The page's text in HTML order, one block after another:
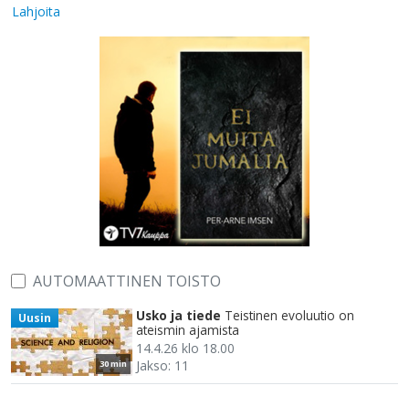
Lahjoita
AUTOMAATTINEN TOISTO
30 min
Uusin Usko ja tiede Teistinen evoluutio on
ateismin ajamista
14.4.26 klo 18.00
Jakso: 11